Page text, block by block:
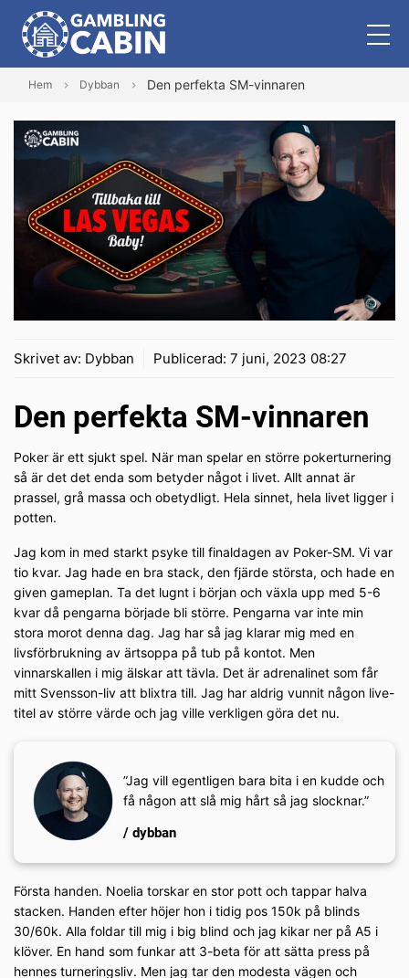
Hem Dybban Den perfekta SM-vinnaren
Skrivet av: Dybban Publicerad: 7 juni, 2023 08:27
Den perfekta SM-vinnaren
Poker är ett sjukt spel. När man spelar en större pokerturnering
så är det det enda som betyder något i livet. Allt annat är
prassel, grå massa och obetydligt. Hela sinnet, hela livet ligger i
potten.
Jag kom in med starkt psyke till finaldagen av Poker-SM. Vi var
tio kvar. Jag hade en bra stack, den fjärde största, och hade en
given gameplan. Ta det lugnt i början och växla upp med 5-6
kvar då pengarna började bli större. Pengarna var inte min
stora morot denna dag. Jag har så jag klarar mig med en
livsförbrukning av ärtsoppa på tub på kontot. Men
vinnarskallen i mig älskar att tävla. Det är adrenalinet som får
mitt Svensson-liv att blixtra till. Jag har aldrig vunnit någon live-
titel av större värde och jag ville verkligen göra det nu.
”Jag vill egentligen bara bita i en kudde och
få någon att slå mig hårt så jag slocknar.”
/ dybban
Första handen. Noelia torskar en stor pott och tappar halva
stacken. Handen efter höjer hon i tidig pos 150k på blinds
30/60k. Alla foldar till mig i big blind och jag kikar ner på A5 i
klöver. En hand som funkar att 3-beta för att sätta press på
hennes turneringsliv. Men jag tar den modesta vägen och